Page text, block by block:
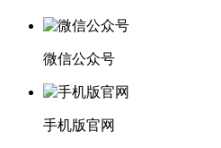
微信公众号
手机版官网